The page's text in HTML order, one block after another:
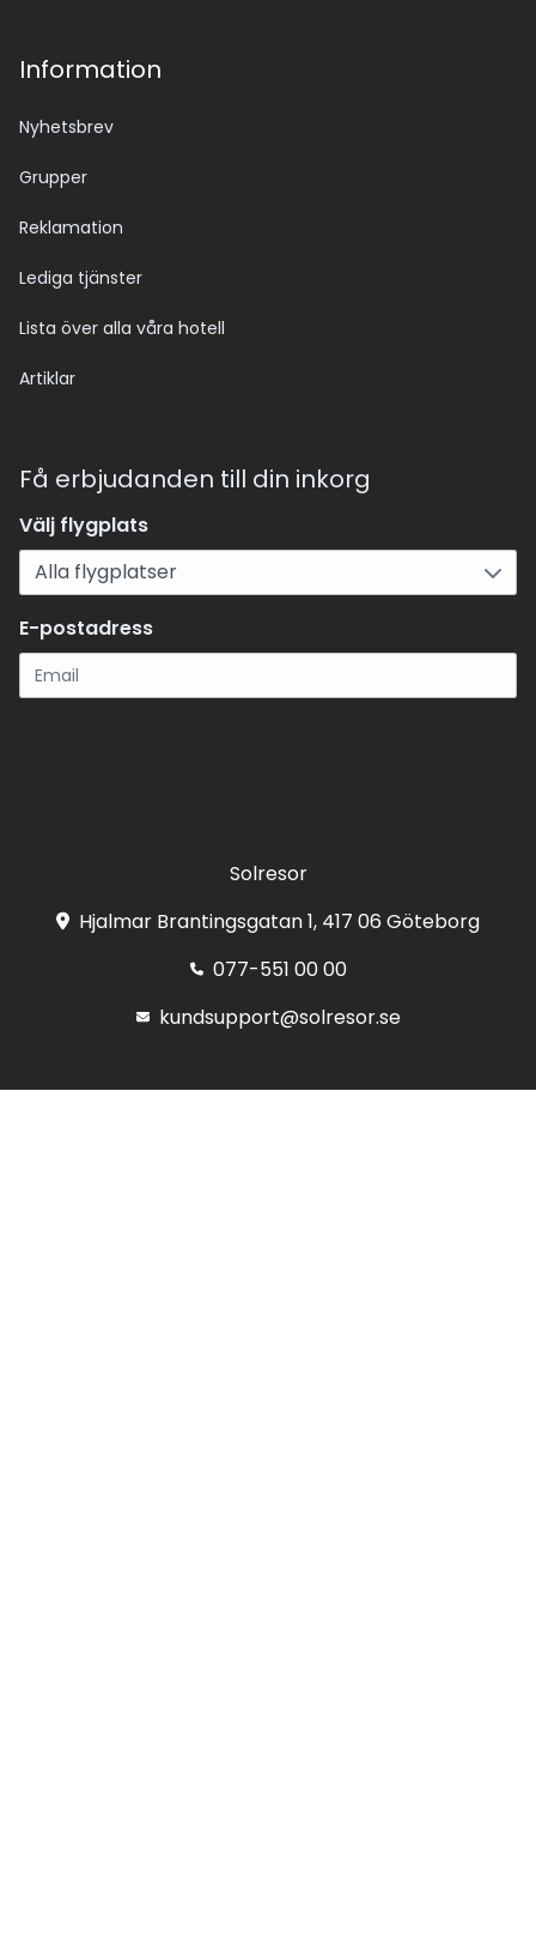
Information
Nyhetsbrev
Grupper
Reklamation
Lediga tjänster
Lista över alla våra hotell
Artiklar
Få erbjudanden till din inkorg
Välj flygplats
E-postadress
Solresor
Hjalmar Brantingsgatan 1, 417 06 Göteborg
077-551 00 00
kundsupport@solresor.se